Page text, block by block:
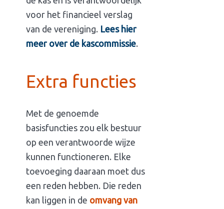
voor het financieel verslag
van de vereniging. Lees hier
meer over de kascommissie.
Extra functies
Met de genoemde
basisfuncties zou elk bestuur
op een verantwoorde wijze
kunnen functioneren. Elke
toevoeging daaraan moet dus
een reden hebben. Die reden
kan liggen in de omvang van